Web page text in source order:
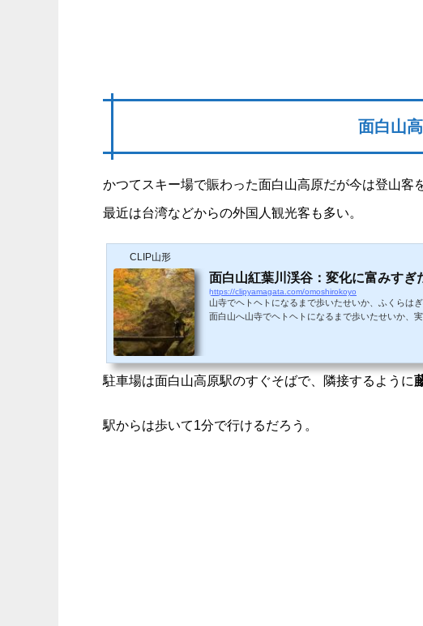
面白山
かつてスキー場で賑わった面白山高原だが今は登山客
最近は台湾などからの外国人観光客も多い。
CLIP山形
面白山紅葉川渓谷：変化に富みすぎ
https://clipyamagata.com/omoshirokoyo
山寺でヘトヘトになるまで歩いたせいか、ふくらは
面白山へ山寺でヘトヘトになるまで歩いたせいか、
駐車場は面白山高原駅のすぐそばで、隣接するように
駅からは歩いて1分で行けるだろう。